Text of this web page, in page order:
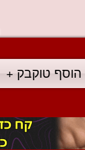
הוסף טוקבק +